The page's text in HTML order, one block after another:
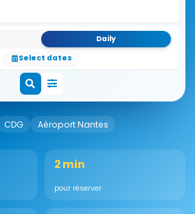
Daily
Select dates
CDG Aéroport Nantes
2 min
pour réserver